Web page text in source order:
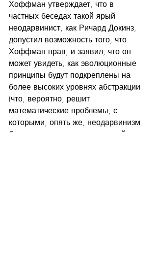
Хоффман утверждает, что в
частных беседах такой ярый
неодарвинист, как Ричард Докинз,
допустил возможность того, что
Хоффман прав, и заявил, что он
может увидеть, как эволюционные
принципы будут подкреплены на
более высоких уровнях абстракции
(что, вероятно, решит
математические проблемы, с
которыми, опять же, неодарвинизм
боролся в течение десятилетий,